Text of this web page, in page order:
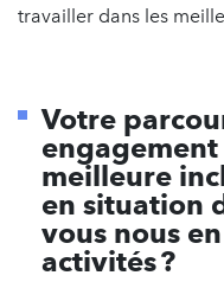
travailler dans les
Votre
meilleure
en situation
vous nous
activités ?